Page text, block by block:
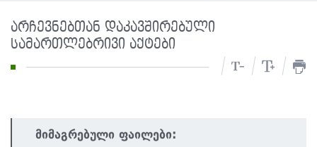
SMS ᲞᲚᲐᲢᲤᲝᲠᲛᲐ
ᲡᲔᲠᲕᲘᲡᲔᲑᲘ
არჩევნებთან დაკავშირებული
სამართლებრივი აქტები
მიმაგრებული ფაილები: